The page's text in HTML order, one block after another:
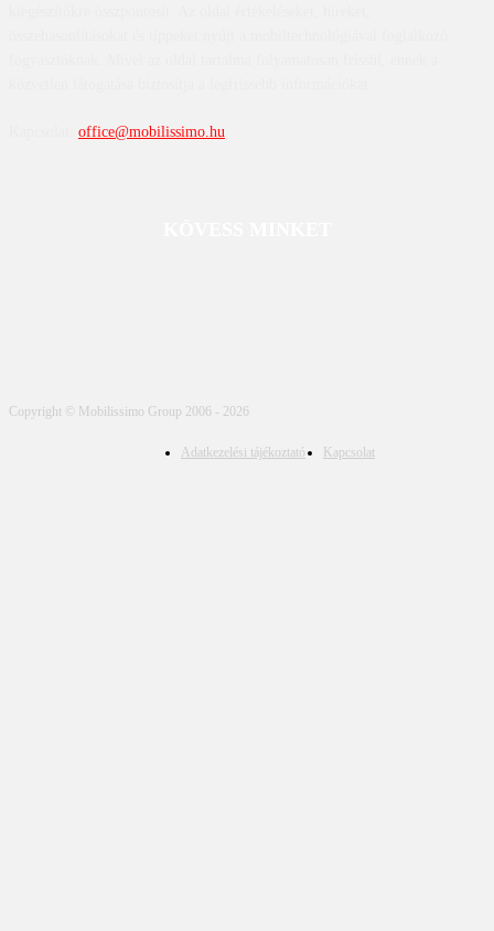
office@mobilissimo.hu
Copyright © Mobilissimo Group 2006 - 2026
Adatkezelési tájékoztató Kapcsolat